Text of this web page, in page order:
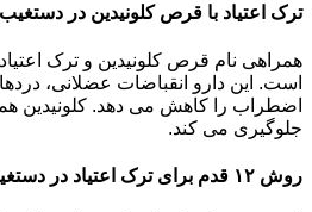
ترک اعتیاد با قرص کلونیدین در دستغیب
همراهی نام قرص کلونیدین و ترک
است. این دارو انقباضات عضلانی،
اضطراب را کاهش می دهد. کلونیدین
جلوگیری می کند.
روش ۱۲ قدم برای ترک اعتیاد در دستغیب